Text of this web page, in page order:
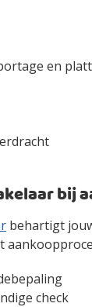
en
bij
behartigt
check